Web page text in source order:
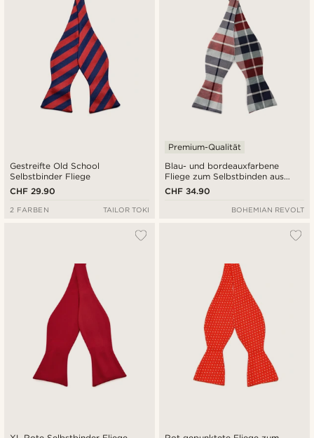
Gestreifte Old School
Selbstbinder Fliege
CHF 29.90
2 FARBEN TAILOR TOKI
Blau- und bordeauxfarbene
Fliege zum Selbstbinden aus
Seide mit Karomuster
Premium-Qualität
CHF 34.90
BOHEMIAN REVOLT